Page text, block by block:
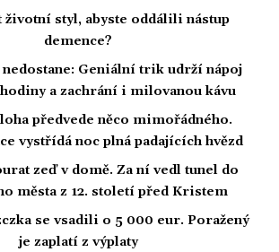
životní styl, abyste oddálili nástup
demence?
nedostane: Geniální trik udrží nápoj
a zachrání i milovanou kávu
předvede něco mimořádného.
vystřídá noc plná padajících hvězd
zeď v domě. Za ní vedl tunel do
města z 12. století před Kristem
se vsadili o 5 000 eur. Poražený
je zaplatí z výplaty